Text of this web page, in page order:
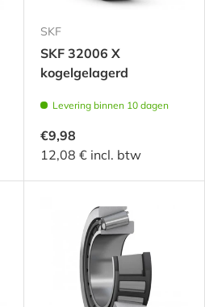
SKF
SKF 32006 X
kogelgelagerd
Levering binnen 10 dagen
€9,98
12,08 € incl. btw